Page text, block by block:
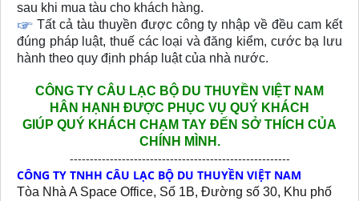
sau khi mua tàu cho khách hàng.
Tất cả tàu thuyền được công ty nhập về đều cam kết
đúng pháp luật, thuế các loại và đăng kiểm, cước bạ lưu
hành theo quy định pháp luật của nhà nước.
CÔNG TY CÂU LẠC BỘ DU THUYỀN VIỆT NAM
HÂN HẠNH ĐƯỢC PHỤC VỤ QUÝ KHÁCH
GIÚP QUÝ KHÁCH CHẠM TAY ĐẾN SỞ THÍCH CỦA
CHÍNH MÌNH.
-------------------------------------------------------
CÔNG TY TNHH CÂU LẠC BỘ DU THUYỀN VIỆT NAM
Tòa Nhà A Space Office, Số 1B, Đường số 30, Khu phố